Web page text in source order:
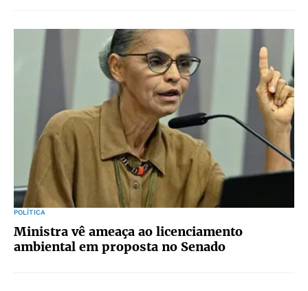
POLÍTICA
Ministra vê ameaça ao licenciamento
ambiental em proposta no Senado